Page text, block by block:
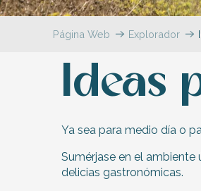
Portes-en-Ré
Martin-de-Ré
Página Web Explorador
Ideas
Ya sea para medio día o
Sumérjase en el
delicias gastronómicas.